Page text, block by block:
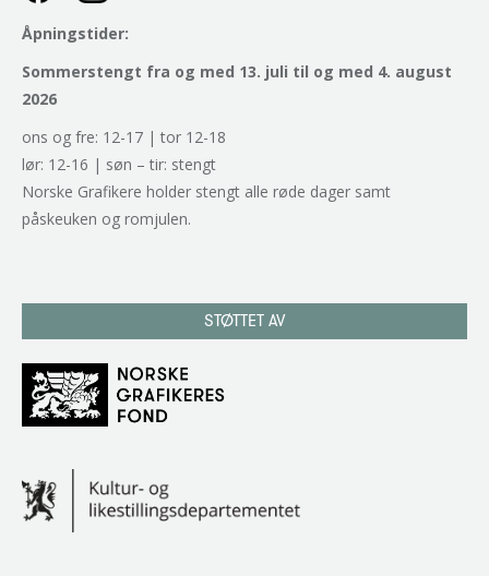
Åpningstider:
Sommerstengt fra og med 13. juli til og med 4. august
2026
ons og fre: 12-17 | tor 12-18
lør: 12-16 | søn – tir: stengt
Norske Grafikere holder stengt alle røde dager samt
påskeuken og romjulen.
STØTTET AV